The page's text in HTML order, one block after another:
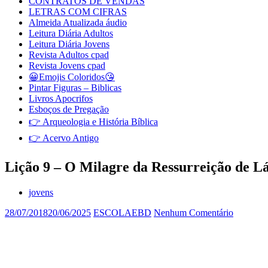
LETRAS COM CIFRAS
Almeida Atualizada áudio
Leitura Diária Adultos
Leitura Diária Jovens
Revista Adultos cpad
Revista Jovens cpad
😀Emojis Coloridos😘
Pintar Figuras – Biblicas
Livros Apocrifos
Esboços de Pregação
👉 Arqueologia e História Bíblica
👉 Acervo Antigo
Lição 9 – O Milagre da Ressurreição de
jovens
28/07/201820/06/2025 ESCOLAEBD Nenhum Comentário